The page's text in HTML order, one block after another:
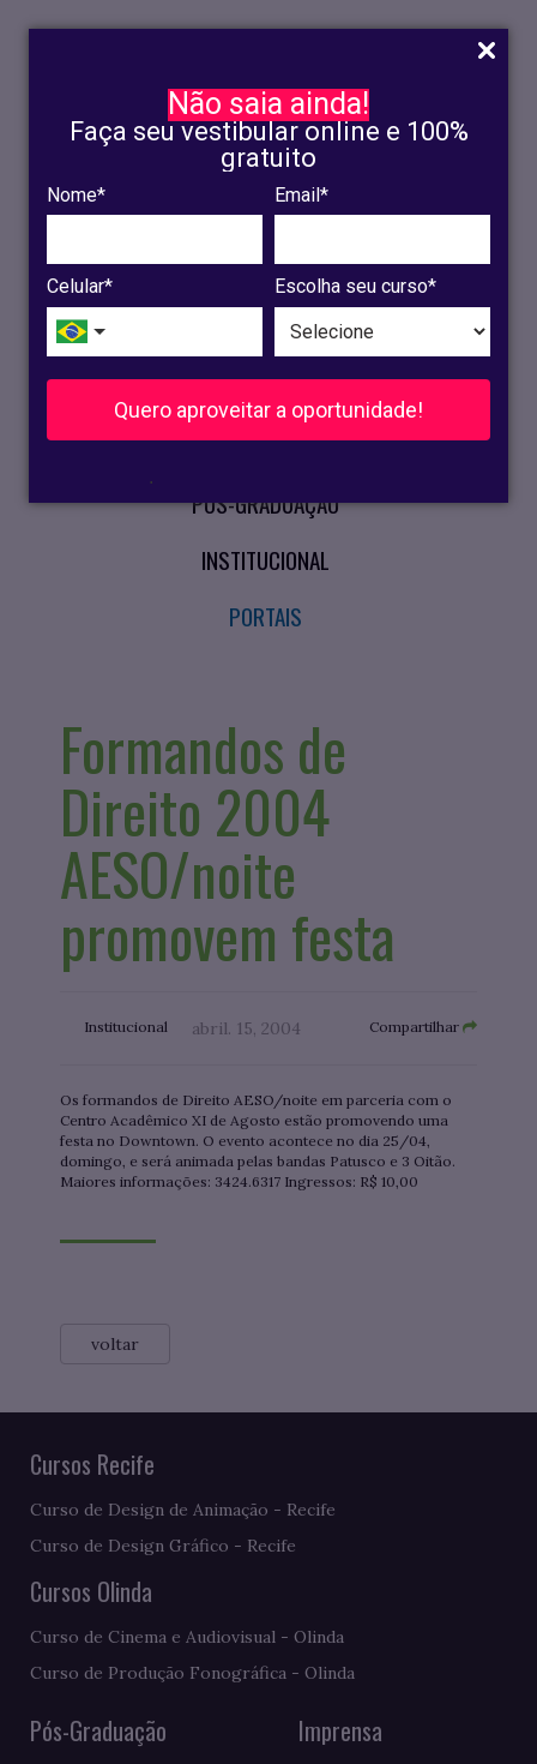
Não saia ainda!
Faça seu vestibular online e 100%
gratuito
Nome* Email*
Celular* Escolha seu curso*
Quero aproveitar a oportunidade!
.
INSCRIÇÃO
OLINDA
RECIFE
VESTIBULAR
CURSOS PRESENCIAIS
PÓS-GRADUAÇÃO
INSTITUCIONAL
PORTAIS
Formandos de
Direito 2004
AESO/noite
promovem festa
Institucional abril. 15, 2004 Compartilhar
Os formandos de Direito AESO/noite em parceria com o
Centro Acadêmico XI de Agosto estão promovendo uma
festa no Downtown. O evento acontece no dia 25/04,
domingo, e será animada pelas bandas Patusco e 3 Oitão.
Maiores informações: 3424.6317 Ingressos: R$ 10,00
voltar
Cursos Recife
Curso de Design de Animação - Recife
Curso de Design Gráfico - Recife
Cursos Olinda
Curso de Cinema e Audiovisual - Olinda
Curso de Produção Fonográfica - Olinda
Pós-Graduação Imprensa